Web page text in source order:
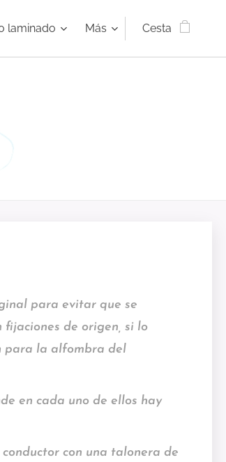
laminado Más Cesta
para evitar que se
fijaciones de origen, si lo
para la alfombra del
en cada uno de ellos hay
con una talonera de